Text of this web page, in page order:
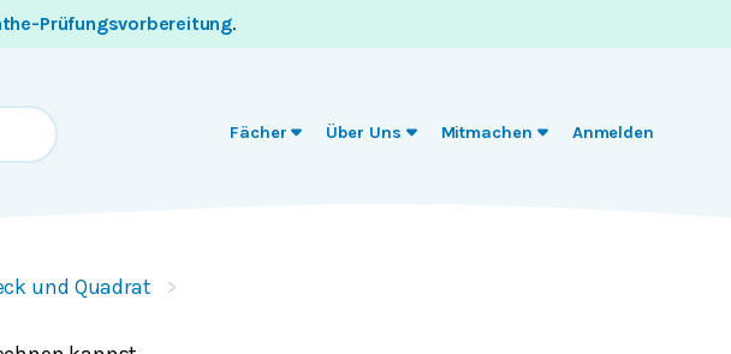
Prüfungsvorbereitung.
Fächer Über Uns Mitmachen Anmelden
und Quadrat